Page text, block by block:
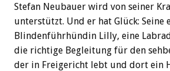
Stefan Neubauer wird von seiner
unterstützt. Und er hat Glück: Seine
Blindenführhündin Lilly, eine
die richtige Begleitung für den
der in Freigericht lebt und dort ein